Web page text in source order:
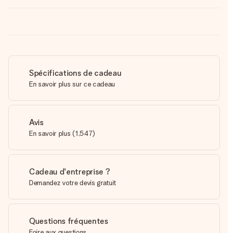
Spécifications de cadeau
En savoir plus sur ce cadeau
Avis
En savoir plus (1,547)
Cadeau d'entreprise ?
Demandez votre devis gratuit
Questions fréquentes